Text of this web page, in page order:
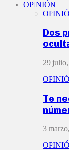
OPINIÓN
Dos
29
Te
3